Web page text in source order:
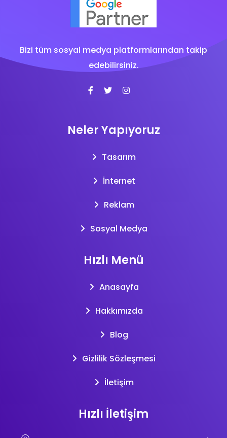
Bizi tüm sosyal medya platformlarından takip
edebilirsiniz.
Neler Yapıyoruz
Tasarım
İnternet
Reklam
Sosyal Medya
Hızlı Menü
Anasayfa
Hakkımızda
Blog
Gizlilik Sözleşmesi
İletişim
Hızlı İletişim